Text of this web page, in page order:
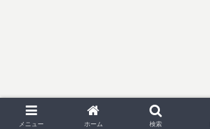
メニュー ホーム 検索